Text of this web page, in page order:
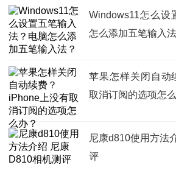
Windows11怎么设
怎么添加五笔输入
苹果怎样关闭自动
取消订阅的选项怎
尼康d810使用方法
评